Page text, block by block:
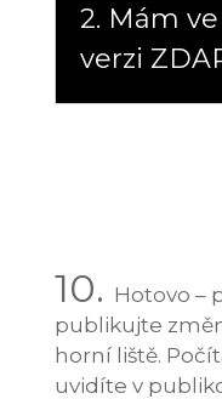
2. Mám
verzi
10. Hotovo –
publikujte
horní liště.
uvidíte v